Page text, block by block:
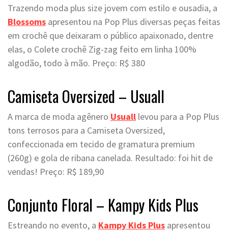
Trazendo moda plus size jovem com estilo e ousadia, a
Blossoms apresentou na Pop Plus diversas peças feitas
em crochê que deixaram o público apaixonado, dentre
elas, o Colete crochê Zig-zag feito em linha 100%
algodão, todo à mão. Preço: R$ 380
Camiseta Oversized – Usuall
A marca de moda agênero Usuall levou para a Pop Plus
tons terrosos para a Camiseta Oversized,
confeccionada em tecido de gramatura premium
(260g) e gola de ribana canelada. Resultado: foi hit de
vendas! Preço: R$ 189,90
Conjunto Floral – Kampy Kids Plus
Estreando no evento, a Kampy Kids Plus apresentou